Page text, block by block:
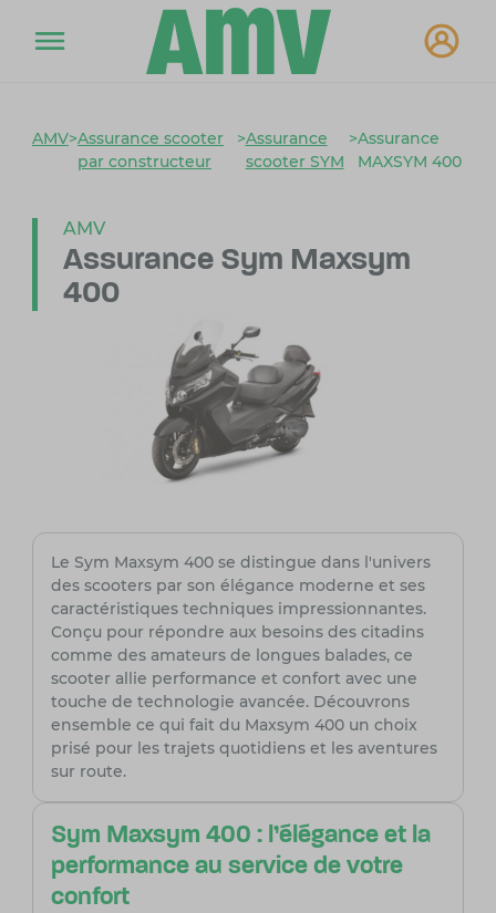
AMV>Assurance scooter
par constructeur
>Assurance
scooter SYM
>Assurance
MAXSYM 400
AMV
Assurance Sym Maxsym
400
Le Sym Maxsym 400 se distingue dans l'univers
des scooters par son élégance moderne et ses
caractéristiques techniques impressionnantes.
Conçu pour répondre aux besoins des citadins
comme des amateurs de longues balades, ce
scooter allie performance et confort avec une
touche de technologie avancée. Découvrons
ensemble ce qui fait du Maxsym 400 un choix
prisé pour les trajets quotidiens et les aventures
sur route.
Sym Maxsym 400 : l’élégance et la
performance au service de votre
confort